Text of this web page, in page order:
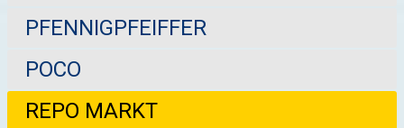
PFENNIGPFEIFFER
POCO
REPO MARKT